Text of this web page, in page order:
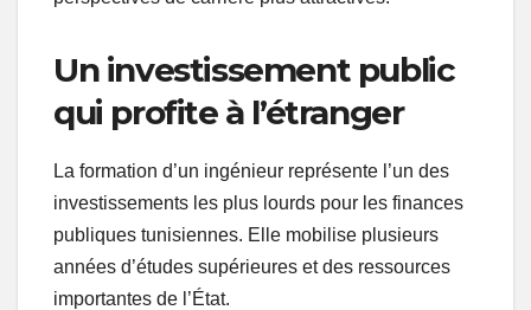
Un investissement public
qui profite à l’étranger
La formation d’un ingénieur représente l’un des
investissements les plus lourds pour les finances
publiques tunisiennes. Elle mobilise plusieurs
années d’études supérieures et des ressources
importantes de l’État.